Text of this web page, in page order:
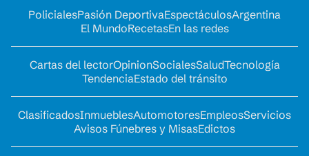
PolicialesPasión DeportivaEspectáculosArgentina
El MundoRecetasEn las redes
Cartas del lectorOpinionSocialesSaludTecnología
TendenciaEstado del tránsito
ClasificadosInmueblesAutomotoresEmpleosServicios
Avisos Fúnebres y MisasEdictos